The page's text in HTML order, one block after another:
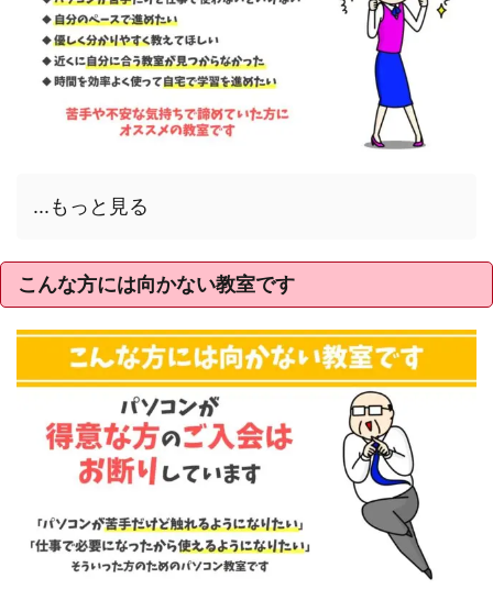
...もっと見る
こんな方には向かない教室です